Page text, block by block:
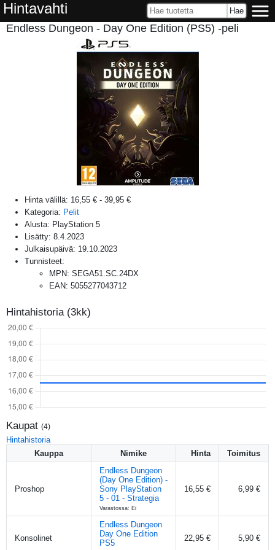
Hintavahti
Endless Dungeon - Day One Edition (PS5) -peli
Hinta välillä: 16,55 € - 39,95 €
Kategoria: Pelit
Alusta: PlayStation 5
Lisätty: 8.4.2023
Julkaisupäivä: 19.10.2023
Tunnisteet:
MPN: SEGA51.SC.24DX
EAN: 5055277043712
Hintahistoria (3kk)
Kaupat (4)
Hintahistoria
Kauppa
Nimike Hinta Toimitus
Proshop
Endless Dungeon
(Day One Edition) -
Sony PlayStation
5 - 01 - Strategia
Varastossa: Ei
16,55 € 6,99 €
Konsolinet
Endless Dungeon
Day One Edition
PS5
22,95 € 5,90 €